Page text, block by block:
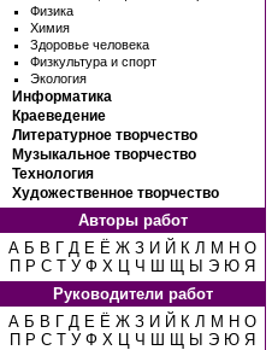
Физика
Химия
Здоровье человека
Физкультура и спорт
Экология
Информатика
Краеведение
Литературное творчество
Музыкальное творчество
Технология
Художественное творчество
Авторы работ
А Б В Г Д Е Ё Ж З И Й К Л М Н О
П Р С Т У Ф Х Ц Ч Ш Щ Ы Э Ю Я
Руководители работ
А Б В Г Д Е Ё Ж З И Й К Л М Н О
П Р С Т У Ф Х Ц Ч Ш Щ Ы Э Ю Я